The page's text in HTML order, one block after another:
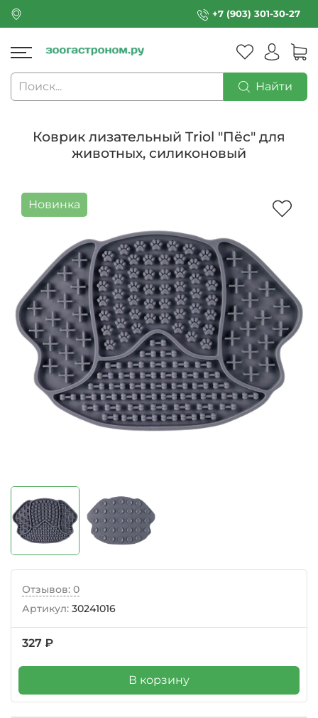
+7 (903) 301-30-27
Найти
Коврик лизательный Triol "Пёс" для
животных, силиконовый
Новинка
Отзывов: 0
Артикул: 30241016
327 ₽
В корзину